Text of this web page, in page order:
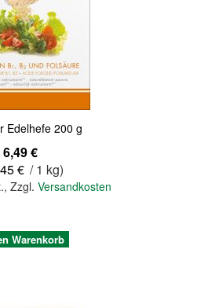
Edelhefe 200 g
6,49 €
€ / 1 kg)
, Zzgl. Versandkosten
Warenkorb